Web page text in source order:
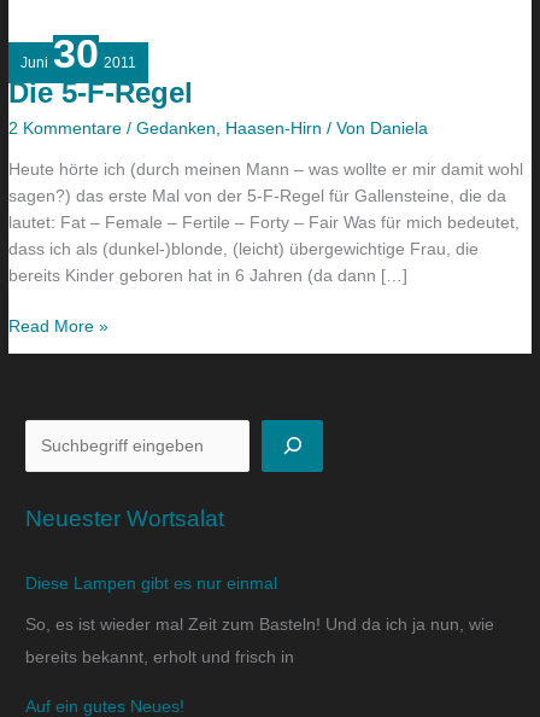
Juni 30 2011
Die 5-F-Regel
2 Kommentare /Gedanken, Haasen-Hirn / Von Daniela
Heute hörte ich (durch meinen Mann – was wollte er mir damit wohl
sagen?) das erste Mal von der 5-F-Regel für Gallensteine, die da
lautet: Fat – Female – Fertile – Forty – Fair Was für mich bedeutet,
dass ich als (dunkel-)blonde, (leicht) übergewichtige Frau, die
bereits Kinder geboren hat in 6 Jahren (da dann […]
Die
5-
F-
Regel
Read More »
Neuester Wortsalat
Diese Lampen gibt es nur einmal
So, es ist wieder mal Zeit zum Basteln! Und da ich ja nun, wie
bereits bekannt, erholt und frisch in
Auf ein gutes Neues!